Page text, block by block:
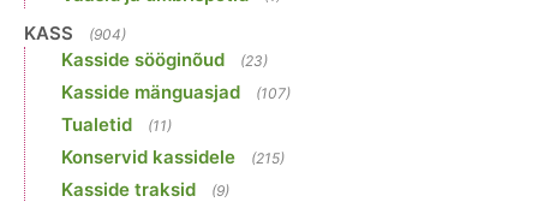
KASS (904)
Kasside sööginõud (23)
Kasside mänguasjad (107)
Tualetid (11)
Konservid kassidele (215)
Kasside traksid (9)